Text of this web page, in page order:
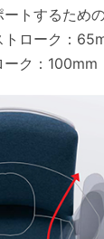
トするため
トローク：
ーク：100mm